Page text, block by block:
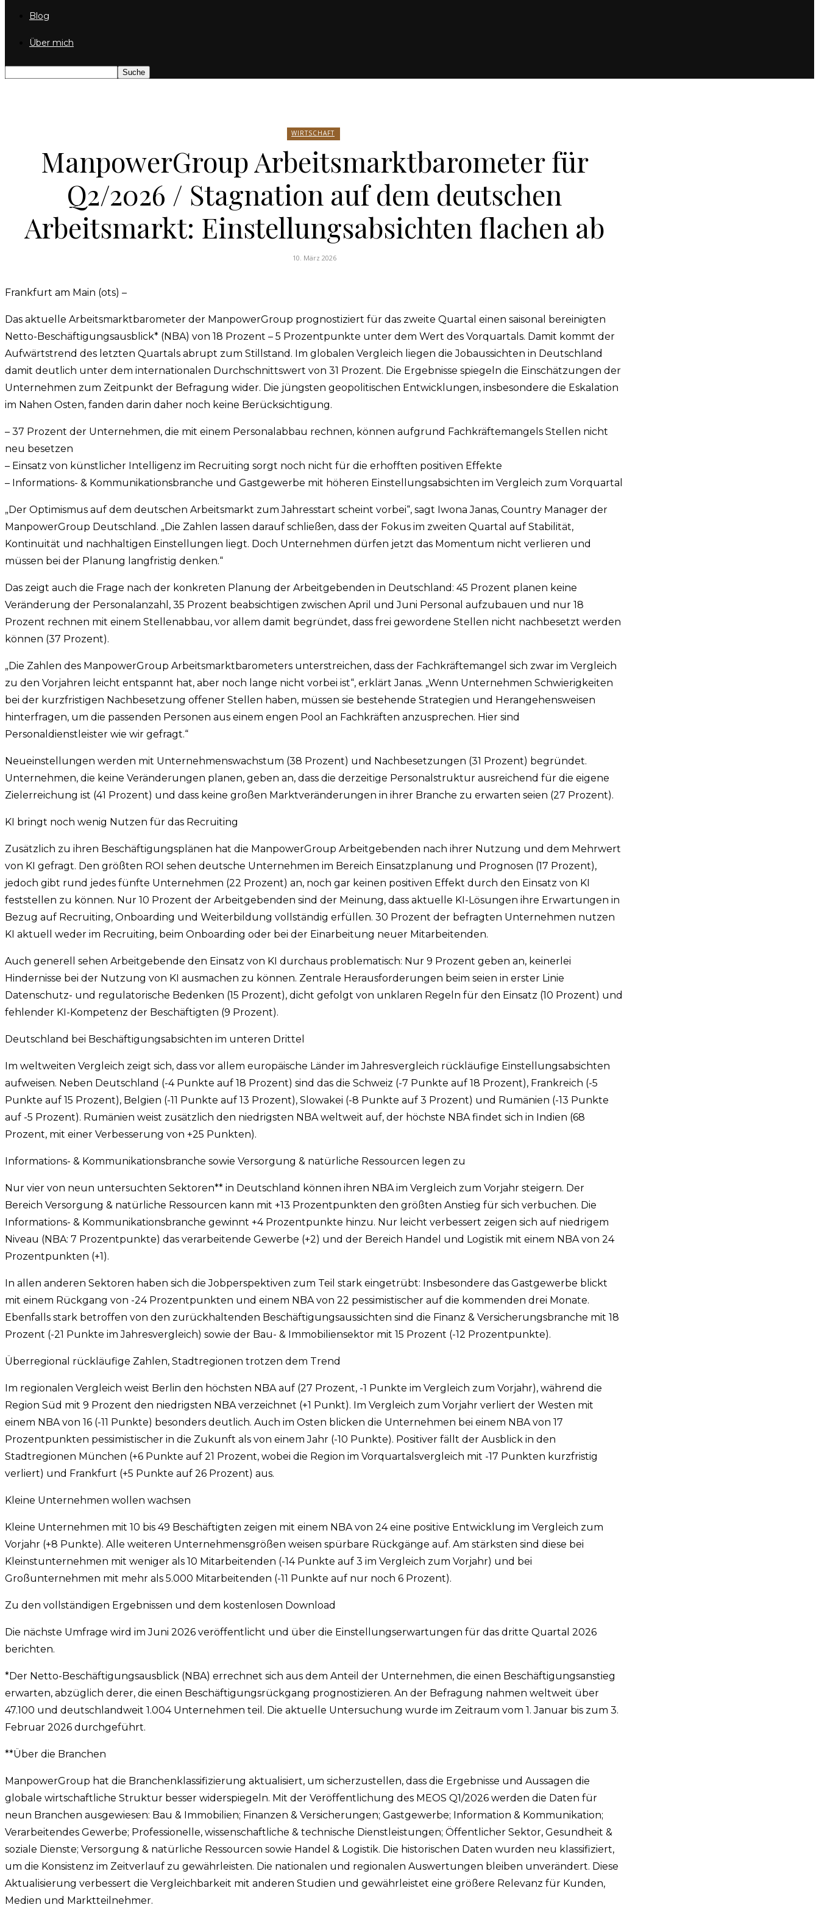
Blog
Über mich
WIRTSCHAFT
ManpowerGroup Arbeitsmarktbarometer für
Q2/2026 / Stagnation auf dem deutschen
Arbeitsmarkt: Einstellungsabsichten flachen ab
10. März 2026
Frankfurt am Main (ots) –
Das aktuelle Arbeitsmarktbarometer der ManpowerGroup prognostiziert für das zweite Quartal einen saisonal bereinigten
Netto-Beschäftigungsausblick* (NBA) von 18 Prozent – 5 Prozentpunkte unter dem Wert des Vorquartals. Damit kommt der
Aufwärtstrend des letzten Quartals abrupt zum Stillstand. Im globalen Vergleich liegen die Jobaussichten in Deutschland
damit deutlich unter dem internationalen Durchschnittswert von 31 Prozent. Die Ergebnisse spiegeln die Einschätzungen der
Unternehmen zum Zeitpunkt der Befragung wider. Die jüngsten geopolitischen Entwicklungen, insbesondere die Eskalation
im Nahen Osten, fanden darin daher noch keine Berücksichtigung.
– 37 Prozent der Unternehmen, die mit einem Personalabbau rechnen, können aufgrund Fachkräftemangels Stellen nicht
neu besetzen
– Einsatz von künstlicher Intelligenz im Recruiting sorgt noch nicht für die erhofften positiven Effekte
– Informations- & Kommunikationsbranche und Gastgewerbe mit höheren Einstellungsabsichten im Vergleich zum Vorquartal
„Der Optimismus auf dem deutschen Arbeitsmarkt zum Jahresstart scheint vorbei“, sagt Iwona Janas, Country Manager der
ManpowerGroup Deutschland. „Die Zahlen lassen darauf schließen, dass der Fokus im zweiten Quartal auf Stabilität,
Kontinuität und nachhaltigen Einstellungen liegt. Doch Unternehmen dürfen jetzt das Momentum nicht verlieren und
müssen bei der Planung langfristig denken.“
Das zeigt auch die Frage nach der konkreten Planung der Arbeitgebenden in Deutschland: 45 Prozent planen keine
Veränderung der Personalanzahl, 35 Prozent beabsichtigen zwischen April und Juni Personal aufzubauen und nur 18
Prozent rechnen mit einem Stellenabbau, vor allem damit begründet, dass frei gewordene Stellen nicht nachbesetzt werden
können (37 Prozent).
„Die Zahlen des ManpowerGroup Arbeitsmarktbarometers unterstreichen, dass der Fachkräftemangel sich zwar im Vergleich
zu den Vorjahren leicht entspannt hat, aber noch lange nicht vorbei ist“, erklärt Janas. „Wenn Unternehmen Schwierigkeiten
bei der kurzfristigen Nachbesetzung offener Stellen haben, müssen sie bestehende Strategien und Herangehensweisen
hinterfragen, um die passenden Personen aus einem engen Pool an Fachkräften anzusprechen. Hier sind
Personaldienstleister wie wir gefragt.“
Neueinstellungen werden mit Unternehmenswachstum (38 Prozent) und Nachbesetzungen (31 Prozent) begründet.
Unternehmen, die keine Veränderungen planen, geben an, dass die derzeitige Personalstruktur ausreichend für die eigene
Zielerreichung ist (41 Prozent) und dass keine großen Marktveränderungen in ihrer Branche zu erwarten seien (27 Prozent).
KI bringt noch wenig Nutzen für das Recruiting
Zusätzlich zu ihren Beschäftigungsplänen hat die ManpowerGroup Arbeitgebenden nach ihrer Nutzung und dem Mehrwert
von KI gefragt. Den größten ROI sehen deutsche Unternehmen im Bereich Einsatzplanung und Prognosen (17 Prozent),
jedoch gibt rund jedes fünfte Unternehmen (22 Prozent) an, noch gar keinen positiven Effekt durch den Einsatz von KI
feststellen zu können. Nur 10 Prozent der Arbeitgebenden sind der Meinung, dass aktuelle KI-Lösungen ihre Erwartungen in
Bezug auf Recruiting, Onboarding und Weiterbildung vollständig erfüllen. 30 Prozent der befragten Unternehmen nutzen
KI aktuell weder im Recruiting, beim Onboarding oder bei der Einarbeitung neuer Mitarbeitenden.
Auch generell sehen Arbeitgebende den Einsatz von KI durchaus problematisch: Nur 9 Prozent geben an, keinerlei
Hindernisse bei der Nutzung von KI ausmachen zu können. Zentrale Herausforderungen beim seien in erster Linie
Datenschutz- und regulatorische Bedenken (15 Prozent), dicht gefolgt von unklaren Regeln für den Einsatz (10 Prozent) und
fehlender KI-Kompetenz der Beschäftigten (9 Prozent).
Deutschland bei Beschäftigungsabsichten im unteren Drittel
Im weltweiten Vergleich zeigt sich, dass vor allem europäische Länder im Jahresvergleich rückläufige Einstellungsabsichten
aufweisen. Neben Deutschland (-4 Punkte auf 18 Prozent) sind das die Schweiz (-7 Punkte auf 18 Prozent), Frankreich (-5
Punkte auf 15 Prozent), Belgien (-11 Punkte auf 13 Prozent), Slowakei (-8 Punkte auf 3 Prozent) und Rumänien (-13 Punkte
auf -5 Prozent). Rumänien weist zusätzlich den niedrigsten NBA weltweit auf, der höchste NBA findet sich in Indien (68
Prozent, mit einer Verbesserung von +25 Punkten).
Informations- & Kommunikationsbranche sowie Versorgung & natürliche Ressourcen legen zu
Nur vier von neun untersuchten Sektoren** in Deutschland können ihren NBA im Vergleich zum Vorjahr steigern. Der
Bereich Versorgung & natürliche Ressourcen kann mit +13 Prozentpunkten den größten Anstieg für sich verbuchen. Die
Informations- & Kommunikationsbranche gewinnt +4 Prozentpunkte hinzu. Nur leicht verbessert zeigen sich auf niedrigem
Niveau (NBA: 7 Prozentpunkte) das verarbeitende Gewerbe (+2) und der Bereich Handel und Logistik mit einem NBA von 24
Prozentpunkten (+1).
In allen anderen Sektoren haben sich die Jobperspektiven zum Teil stark eingetrübt: Insbesondere das Gastgewerbe blickt
mit einem Rückgang von -24 Prozentpunkten und einem NBA von 22 pessimistischer auf die kommenden drei Monate.
Ebenfalls stark betroffen von den zurückhaltenden Beschäftigungsaussichten sind die Finanz & Versicherungsbranche mit 18
Prozent (-21 Punkte im Jahresvergleich) sowie der Bau- & Immobiliensektor mit 15 Prozent (-12 Prozentpunkte).
Überregional rückläufige Zahlen, Stadtregionen trotzen dem Trend
Im regionalen Vergleich weist Berlin den höchsten NBA auf (27 Prozent, -1 Punkte im Vergleich zum Vorjahr), während die
Region Süd mit 9 Prozent den niedrigsten NBA verzeichnet (+1 Punkt). Im Vergleich zum Vorjahr verliert der Westen mit
einem NBA von 16 (-11 Punkte) besonders deutlich. Auch im Osten blicken die Unternehmen bei einem NBA von 17
Prozentpunkten pessimistischer in die Zukunft als von einem Jahr (-10 Punkte). Positiver fällt der Ausblick in den
Stadtregionen München (+6 Punkte auf 21 Prozent, wobei die Region im Vorquartalsvergleich mit -17 Punkten kurzfristig
verliert) und Frankfurt (+5 Punkte auf 26 Prozent) aus.
Kleine Unternehmen wollen wachsen
Kleine Unternehmen mit 10 bis 49 Beschäftigten zeigen mit einem NBA von 24 eine positive Entwicklung im Vergleich zum
Vorjahr (+8 Punkte). Alle weiteren Unternehmensgrößen weisen spürbare Rückgänge auf. Am stärksten sind diese bei
Kleinstunternehmen mit weniger als 10 Mitarbeitenden (-14 Punkte auf 3 im Vergleich zum Vorjahr) und bei
Großunternehmen mit mehr als 5.000 Mitarbeitenden (-11 Punkte auf nur noch 6 Prozent).
Zu den vollständigen Ergebnissen und dem kostenlosen Download
Die nächste Umfrage wird im Juni 2026 veröffentlicht und über die Einstellungserwartungen für das dritte Quartal 2026
berichten.
*Der Netto-Beschäftigungsausblick (NBA) errechnet sich aus dem Anteil der Unternehmen, die einen Beschäftigungsanstieg
erwarten, abzüglich derer, die einen Beschäftigungsrückgang prognostizieren. An der Befragung nahmen weltweit über
47.100 und deutschlandweit 1.004 Unternehmen teil. Die aktuelle Untersuchung wurde im Zeitraum vom 1. Januar bis zum 3.
Februar 2026 durchgeführt.
**Über die Branchen
ManpowerGroup hat die Branchenklassifizierung aktualisiert, um sicherzustellen, dass die Ergebnisse und Aussagen die
globale wirtschaftliche Struktur besser widerspiegeln. Mit der Veröffentlichung des MEOS Q1/2026 werden die Daten für
neun Branchen ausgewiesen: Bau & Immobilien; Finanzen & Versicherungen; Gastgewerbe; Information & Kommunikation;
Verarbeitendes Gewerbe; Professionelle, wissenschaftliche & technische Dienstleistungen; Öffentlicher Sektor, Gesundheit &
soziale Dienste; Versorgung & natürliche Ressourcen sowie Handel & Logistik. Die historischen Daten wurden neu klassifiziert,
um die Konsistenz im Zeitverlauf zu gewährleisten. Die nationalen und regionalen Auswertungen bleiben unverändert. Diese
Aktualisierung verbessert die Vergleichbarkeit mit anderen Studien und gewährleistet eine größere Relevanz für Kunden,
Medien und Marktteilnehmer.